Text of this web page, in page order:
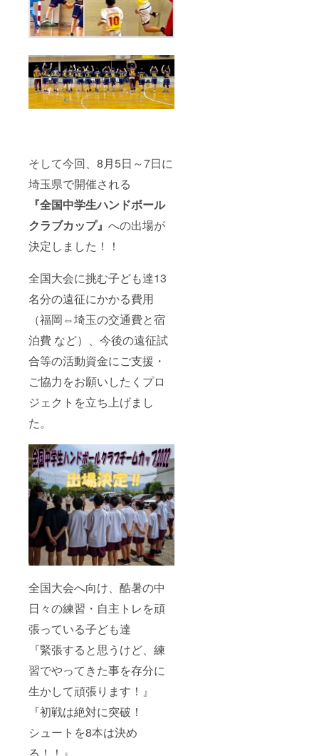
そして今回、8月5日～7日に
埼玉県で開催される
『全国中学生ハンドボール
クラブカップ』 への出場が
決定しました！！
全国大会に挑む子ども達13
名分の遠征にかかる費用
（福岡⇔埼玉の交通費と宿
泊費 など）、今後の遠征試
合等の活動資金にご支援・
ご協力をお願いしたくプロ
ジェクトを立ち上げまし
た。
全国大会へ向け、酷暑の中
日々の練習・自主トレを頑
張っている子ども達
『緊張すると思うけど、練
習でやってきた事を存分に
生かして頑張ります！』
『初戦は絶対に突破！
シュートを8本は決め